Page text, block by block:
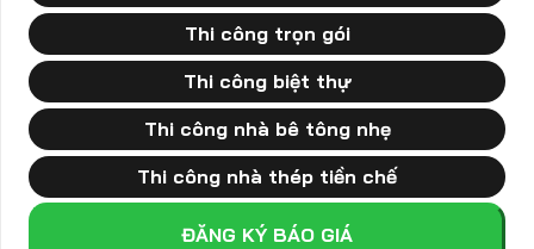
Thi công trọn gói
Thi công biệt thự
Thi công nhà bê tông nhẹ
Thi công nhà thép tiền chế
ĐĂNG KÝ BÁO GIÁ